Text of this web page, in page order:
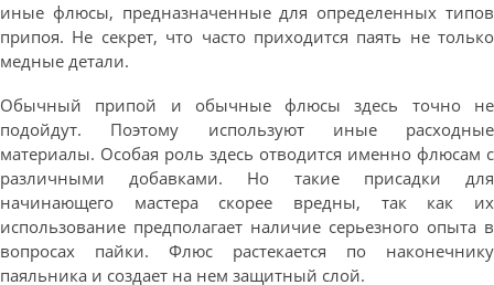
иные флюсы, предназначенные для определенных типов
припоя. Не секрет, что часто приходится паять не только
медные детали.
Обычный припой и обычные флюсы здесь точно не
подойдут. Поэтому используют иные расходные
материалы. Особая роль здесь отводится именно флюсам с
различными добавками. Но такие присадки для
начинающего мастера скорее вредны, так как их
использование предполагает наличие серьезного опыта в
вопросах пайки. Флюс растекается по наконечнику
паяльника и создает на нем защитный слой.